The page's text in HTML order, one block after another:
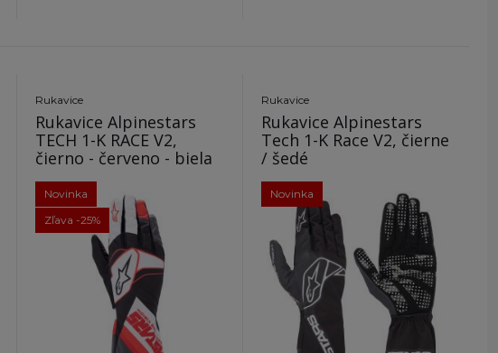
Rukavice
Rukavice Alpinestars
TECH 1-K RACE V2,
čierno - červeno - biela
Novinka
Zľava -25%
Rukavice
Rukavice Alpinestars
Tech 1-K Race V2, čierne
/ šedé
Novinka